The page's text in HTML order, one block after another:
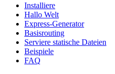
Installiere
Hallo Welt
Express-Generator
Basisrouting
Serviere statische Dateien
Beispiele
FAQ